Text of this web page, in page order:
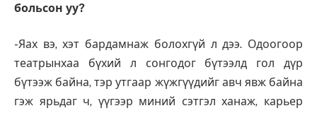
больсон уу?
-Яах вэ, хэт бардамнаж болохгүй л дээ. Одоогоор
театрынхаа бүхий л сонгодог бүтээлд гол дүр
бүтээж байна, тэр утгаар жүжгүүдийг авч явж байна
гэж ярьдаг ч, үүгээр миний сэтгэл ханаж, карьер